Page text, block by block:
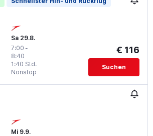
Sa 29.8.
7:00 -
8:40
Nonstop
1:40 Std.
€ 116
Suchen
Mi 9.9.